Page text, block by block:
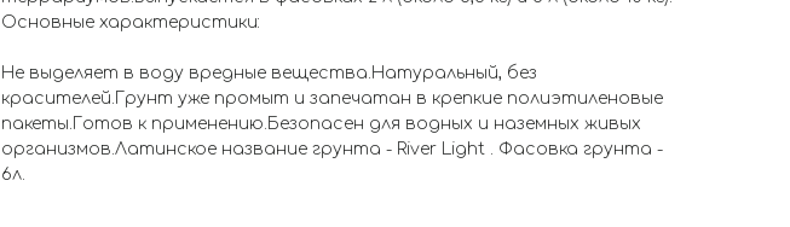
Основные характеристики:
Не выделяет в воду вредные вещества.Натуральный, без
красителей.Грунт уже промыт и запечатан в крепкие полиэтиленовые
пакеты.Готов к применению.Безопасен для водных и наземных живых
организмов.Латинское название грунта - River Light . Фасовка грунта -
6л.